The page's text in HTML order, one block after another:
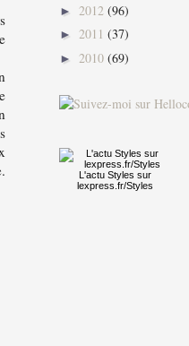
► 2012 (96)
► 2011 (37)
► 2010 (69)
L'actu Styles sur
lexpress.fr/Styles